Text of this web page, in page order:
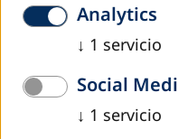
Analytics
↓ 1 servicio
Social
↓ 1 servicio